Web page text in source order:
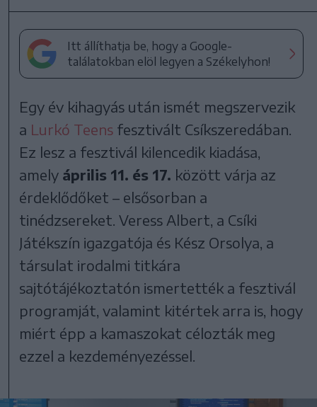
Itt állíthatja be, hogy a Google-
találatokban elöl legyen a Székelyhon!
Egy év kihagyás után ismét megszervezik
a Lurkó Teens fesztivált Csíkszeredában.
Ez lesz a fesztivál kilencedik kiadása,
amely április 11. és 17. között várja az
érdeklődőket – elsősorban a
tinédzsereket. Veress Albert, a Csíki
Játékszín igazgatója és Kész Orsolya, a
társulat irodalmi titkára
sajtótájékoztatón ismertették a fesztivál
programját, valamint kitértek arra is, hogy
miért épp a kamaszokat célozták meg
ezzel a kezdeményezéssel.